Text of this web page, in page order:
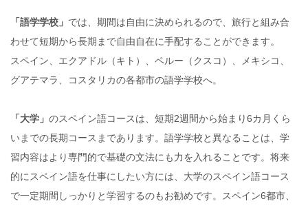
「語学学校」 では、期間は自由に決められるので、旅行と組み合
わせて短期から長期まで自由自在に手配することができます。
スペイン、エクアドル（キト）、ペルー（クスコ）、メキシコ、
グアテマラ、コスタリカの各都市の語学学校へ。
「大学」 のスペイン語コースは、短期2週間から始まり6カ月くら
いまでの長期コースまであります。語学学校と異なることは、学
習内容はより専門的で基礎の文法にも力を入れることです。将来
的にスペイン語を仕事にしたい方には、大学のスペイン語コース
で一定期間しっかりと学習するのもお勧めです。スペイン6都市、